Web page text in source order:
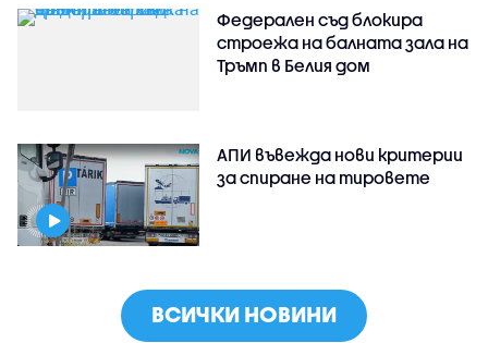
Федерален съд блокира
строежа на балната зала на
Тръмп в Белия дом
АПИ въвежда нови критерии
за спиране на тировете
ВСИЧКИ НОВИНИ